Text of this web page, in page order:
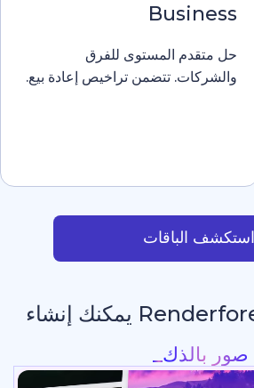
للفرق
تراخيص إعادة بيع.